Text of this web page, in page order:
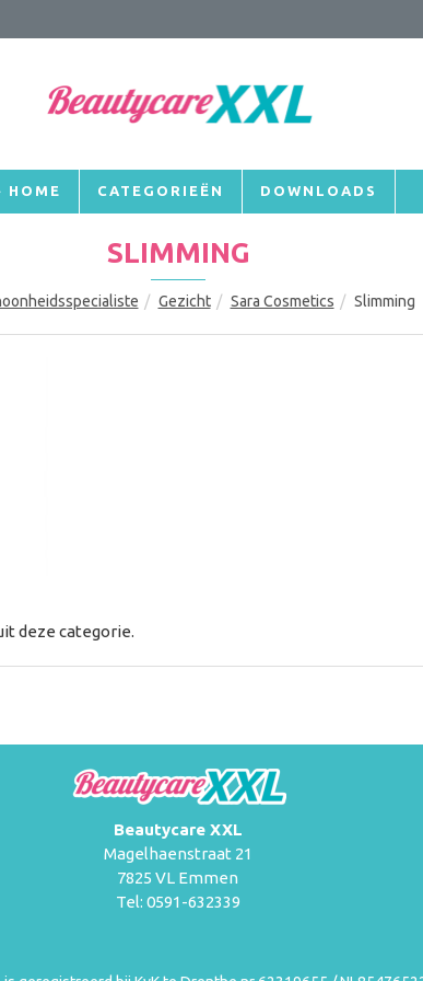
HOME CATEGORIEËN DOWNLOADS
Gezicht Sara Cosmetics Slimming
SLIMMING
deze categorie.
Beautycare XXL
Magelhaenstraat 21
7825 VL Emmen
Tel: 0591-632339